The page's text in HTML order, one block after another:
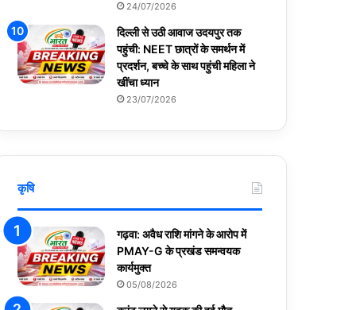
24/07/2026
दिल्ली से उठी आवाज उदयपुर तक
पहुंची: NEET छात्रों के समर्थन में
प्रदर्शन, बच्चे के साथ पहुंची महिला ने
खींचा ध्यान
23/07/2026
कृषि
गढ़वा: अवैध राशि मांगने के आरोप में
PMAY-G के प्रखंड समन्वयक
कार्यमुक्त
05/08/2026